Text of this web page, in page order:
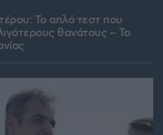
Το απλό τεστ που
θανάτους – Το